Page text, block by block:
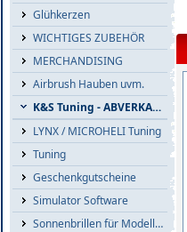
Glühkerzen
WICHTIGES ZUBEHÖR
MERCHANDISING
Airbrush Hauben uvm.
K&S Tuning - ABVERKAUF
LYNX / MICROHELI Tuning
Tuning
Geschenkgutscheine
Simulator Software
Sonnenbrillen für Modellflieger